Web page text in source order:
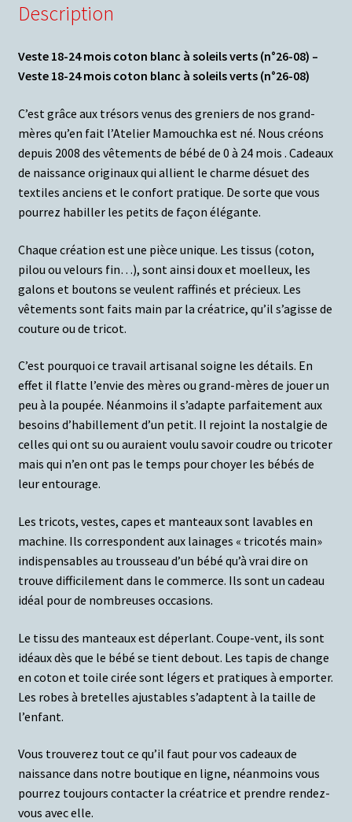
Description
Veste 18-24 mois coton blanc à soleils verts (n°26-08) –
Veste 18-24 mois coton blanc à soleils verts (n°26-08)
C’est grâce aux trésors venus des greniers de nos grand-
mères qu’en fait l’Atelier Mamouchka est né. Nous créons
depuis 2008 des vêtements de bébé de 0 à 24 mois . Cadeaux
de naissance originaux qui allient le charme désuet des
textiles anciens et le confort pratique. De sorte que vous
pourrez habiller les petits de façon élégante.
Chaque création est une pièce unique. Les tissus (coton,
pilou ou velours fin…), sont ainsi doux et moelleux, les
galons et boutons se veulent raffinés et précieux. Les
vêtements sont faits main par la créatrice, qu’il s’agisse de
couture ou de tricot.
C’est pourquoi ce travail artisanal soigne les détails. En
effet il flatte l’envie des mères ou grand-mères de jouer un
peu à la poupée. Néanmoins il s’adapte parfaitement aux
besoins d’habillement d’un petit. Il rejoint la nostalgie de
celles qui ont su ou auraient voulu savoir coudre ou tricoter
mais qui n’en ont pas le temps pour choyer les bébés de
leur entourage.
Les tricots, vestes, capes et manteaux sont lavables en
machine. Ils correspondent aux lainages « tricotés main»
indispensables au trousseau d’un bébé qu’à vrai dire on
trouve difficilement dans le commerce. Ils sont un cadeau
idéal pour de nombreuses occasions.
Le tissu des manteaux est déperlant. Coupe-vent, ils sont
idéaux dès que le bébé se tient debout. Les tapis de change
en coton et toile cirée sont légers et pratiques à emporter.
Les robes à bretelles ajustables s’adaptent à la taille de
l’enfant.
Vous trouverez tout ce qu’il faut pour vos cadeaux de
naissance dans notre boutique en ligne, néanmoins vous
pourrez toujours contacter la créatrice et prendre rendez-
vous avec elle.